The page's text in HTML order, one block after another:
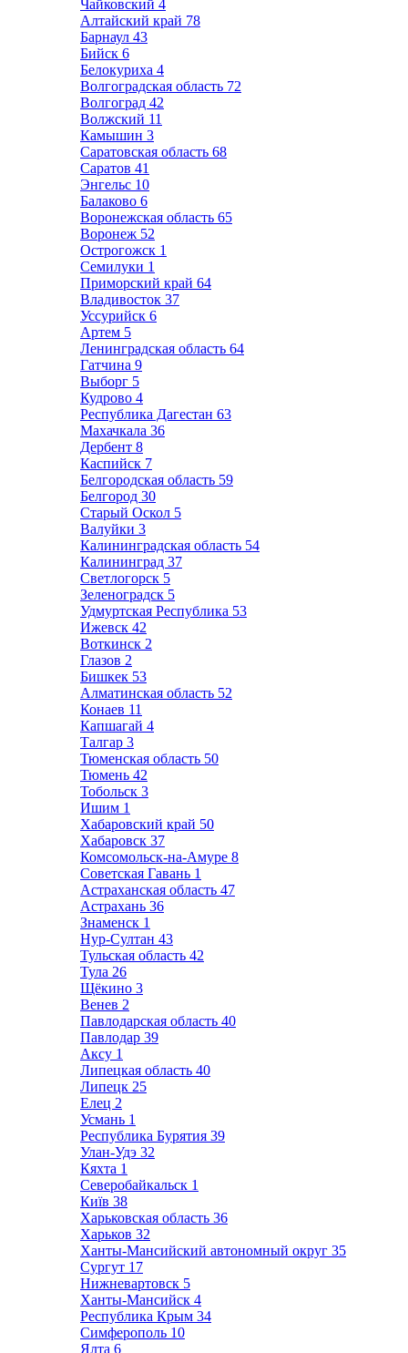
Чайковский 4
Алтайский край 78
Барнаул 43
Бийск 6
Белокуриха 4
Волгоградская область 72
Волгоград 42
Волжский 11
Камышин 3
Саратовская область 68
Саратов 41
Энгельс 10
Балаково 6
Воронежская область 65
Воронеж 52
Острогожск 1
Семилуки 1
Приморский край 64
Владивосток 37
Уссурийск 6
Артем 5
Ленинградская область 64
Гатчина 9
Выборг 5
Кудрово 4
Республика Дагестан 63
Махачкала 36
Дербент 8
Каспийск 7
Белгородская область 59
Белгород 30
Старый Оскол 5
Валуйки 3
Калининградская область 54
Калининград 37
Светлогорск 5
Зеленоградск 5
Удмуртская Республика 53
Ижевск 42
Воткинск 2
Глазов 2
Бишкек 53
Алматинская область 52
Конаев 11
Капшагай 4
Талгар 3
Тюменская область 50
Тюмень 42
Тобольск 3
Ишим 1
Хабаровский край 50
Хабаровск 37
Комсомольск-на-Амуре 8
Советская Гавань 1
Астраханская область 47
Астрахань 36
Знаменск 1
Нур-Султан 43
Тульская область 42
Тула 26
Щёкино 3
Венев 2
Павлодарская область 40
Павлодар 39
Аксу 1
Липецкая область 40
Липецк 25
Елец 2
Усмань 1
Республика Бурятия 39
Улан-Удэ 32
Кяхта 1
Северобайкальск 1
Київ 38
Харьковская область 36
Харьков 32
Ханты-Мансийский автономный округ 35
Сургут 17
Нижневартовск 5
Ханты-Мансийск 4
Республика Крым 34
Симферополь 10
Ялта 6